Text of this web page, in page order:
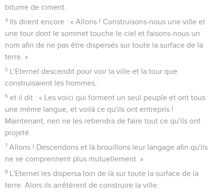
bitume de ciment.
4 Ils dirent encore : « Allons ! Construisons-nous une ville et
une tour dont le sommet touche le ciel et faisons-nous un
nom afin de ne pas être dispersés sur toute la surface de la
terre. »
5 L'Eternel descendit pour voir la ville et la tour que
construisaient les hommes,
6 et il dit : « Les voici qui forment un seul peuple et ont tous
une même langue, et voilà ce qu'ils ont entrepris !
Maintenant, rien ne les retiendra de faire tout ce qu'ils ont
projeté.
7 Allons ! Descendons et là brouillons leur langage afin qu'ils
ne se comprennent plus mutuellement. »
8 L'Eternel les dispersa loin de là sur toute la surface de la
terre. Alors ils arrêtèrent de construire la ville.